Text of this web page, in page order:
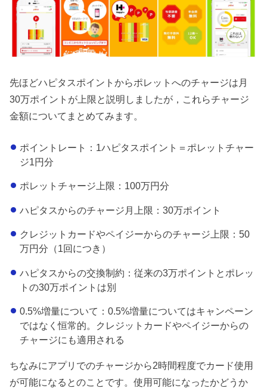
先ほどハピタスポイントからポレットへのチャージは月
30万ポイントが上限と説明しましたが，これらチャージ
金額についてまとめてみます。
ポイントレート：1ハピタスポイント＝ポレットチャー
ジ1円分
ポレットチャージ上限：100万円分
ハピタスからのチャージ月上限：30万ポイント
クレジットカードやペイジーからのチャージ上限：50
万円分（1回につき）
ハピタスからの交換制約：従来の3万ポイントとポレッ
トの30万ポイントは別
0.5%増量について：0.5%増量についてはキャンペーン
ではなく恒常的。クレジットカードやペイジーからの
チャージにも適用される
ちなみにアプリでのチャージから2時間程度でカード使用
が可能になるとのことです。使用可能になったかどうか